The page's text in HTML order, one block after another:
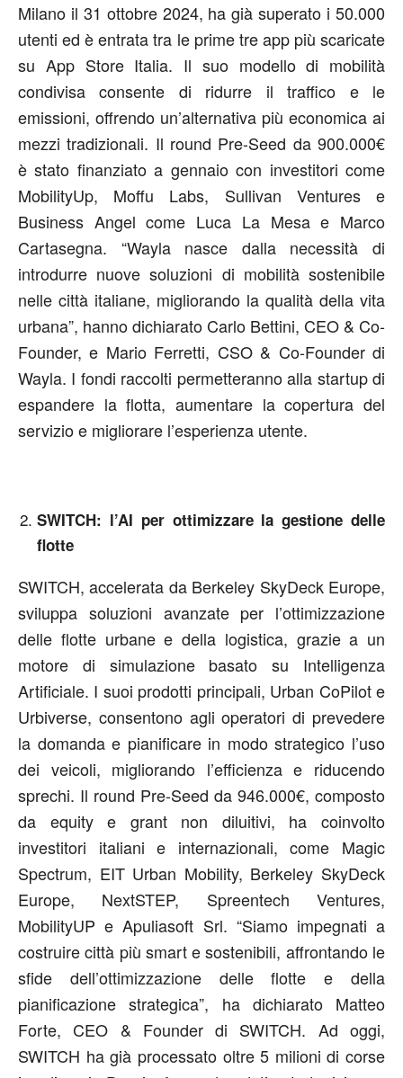
Milano il 31 ottobre 2024, ha già superato i 50.000
utenti ed è entrata tra le prime tre app più scaricate
su App Store Italia. Il suo modello di mobilità
condivisa consente di ridurre il traffico e le
emissioni, offrendo un’alternativa più economica ai
mezzi tradizionali. Il round Pre-Seed da 900.000€
è stato finanziato a gennaio con investitori come
MobilityUp, Moffu Labs, Sullivan Ventures e
Business Angel come Luca La Mesa e Marco
Cartasegna. “Wayla nasce dalla necessità di
introdurre nuove soluzioni di mobilità sostenibile
nelle città italiane, migliorando la qualità della vita
urbana”, hanno dichiarato Carlo Bettini, CEO & Co-
Founder, e Mario Ferretti, CSO & Co-Founder di
Wayla. I fondi raccolti permetteranno alla startup di
espandere la flotta, aumentare la copertura del
servizio e migliorare l’esperienza utente.
SWITCH: l’AI per ottimizzare la gestione delle
flotte
SWITCH, accelerata da Berkeley SkyDeck Europe,
sviluppa soluzioni avanzate per l’ottimizzazione
delle flotte urbane e della logistica, grazie a un
motore di simulazione basato su Intelligenza
Artificiale. I suoi prodotti principali, Urban CoPilot e
Urbiverse, consentono agli operatori di prevedere
la domanda e pianificare in modo strategico l’uso
dei veicoli, migliorando l’efficienza e riducendo
sprechi. Il round Pre-Seed da 946.000€, composto
da equity e grant non diluitivi, ha coinvolto
investitori italiani e internazionali, come Magic
Spectrum, EIT Urban Mobility, Berkeley SkyDeck
Europe, NextSTEP, Spreentech Ventures,
MobilityUP e Apuliasoft Srl. “Siamo impegnati a
costruire città più smart e sostenibili, affrontando le
sfide dell’ottimizzazione delle flotte e della
pianificazione strategica”, ha dichiarato Matteo
Forte, CEO & Founder di SWITCH. Ad oggi,
SWITCH ha già processato oltre 5 milioni di corse